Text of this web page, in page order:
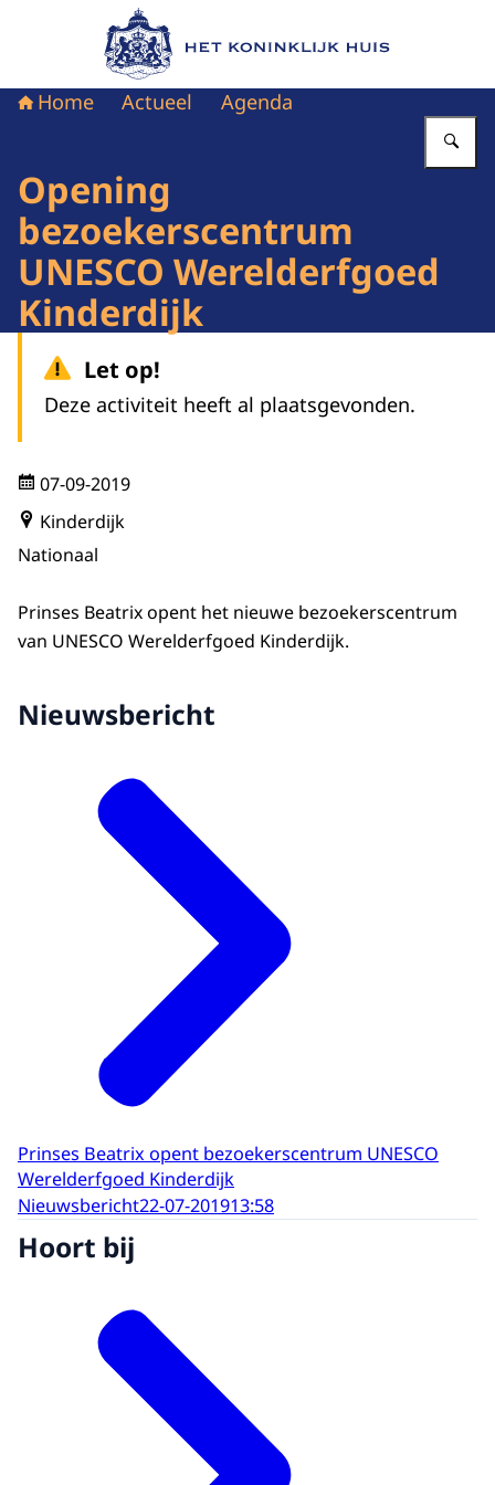
Naar de homepage van Het Koninklijk Huis
Home Actueel Agenda
Opening
bezoekerscentrum
UNESCO Werelderfgoed
Kinderdijk
Let op!
Deze activiteit heeft al plaatsgevonden.
07-09-2019
Kinderdijk
Nationaal
Prinses Beatrix opent het nieuwe bezoekerscentrum
van UNESCO Werelderfgoed Kinderdijk.
Nieuwsbericht
Prinses Beatrix opent bezoekerscentrum UNESCO
Werelderfgoed Kinderdijk
Nieuwsbericht22-07-201913:58
Hoort bij